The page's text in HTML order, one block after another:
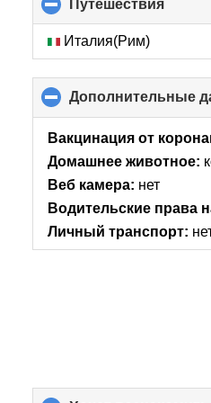
Путешествия
to
Италия(Рим)
Дополнительные
Вакцинация от
Домашнее животное:
Веб камера: нет
Водительские права
Личный транспорт: